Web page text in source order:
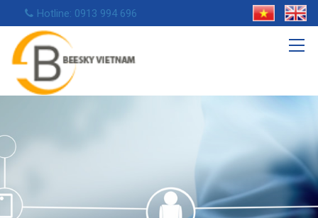
Hotline: 0913 994 696